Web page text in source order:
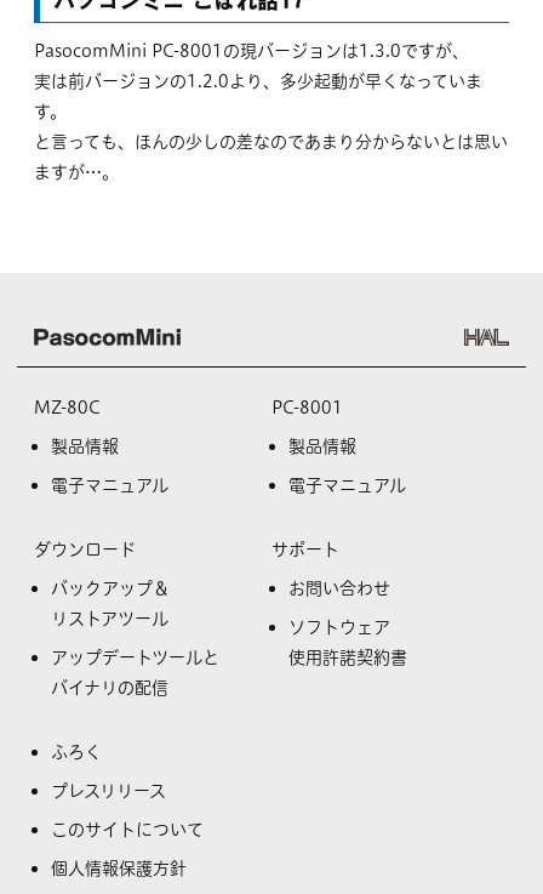
PasocomMini PC-8001の現バージョンは1.3.0ですが、
実は前バージョンの1.2.0より、多少起動が早くなっていま
す。
と言っても、ほんの少しの差なのであまり分からないとは思い
ますが…。
MZ-80C
製品情報
電子マニュアル
PC-8001
製品情報
電子マニュアル
ダウンロード
バックアップ＆
リストアツール
アップデートツールと
バイナリの配信
サポート
お問い合わせ
ソフトウェア
使用許諾契約書
ふろく
プレスリリース
このサイトについて
個人情報保護方針